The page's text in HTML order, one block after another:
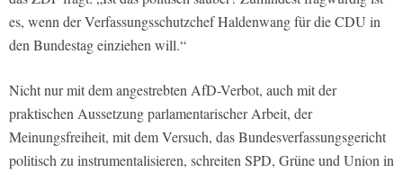
es, wenn der Verfassungsschutzchef Haldenwang für die CDU in
den Bundestag einziehen will.“
Nicht nur mit dem angestrebten AfD-Verbot, auch mit der
praktischen Aussetzung parlamentarischer Arbeit, der
Meinungsfreiheit, mit dem Versuch, das Bundesverfassungsgericht
politisch zu instrumentalisieren, schreiten SPD, Grüne und Union in